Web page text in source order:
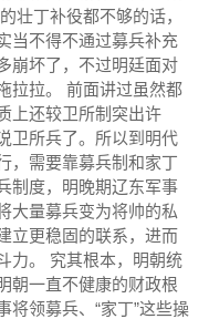
壮丁补役都不够的话，
当不得不通过募兵补充
崩坏了，不过明廷面对
拉拉。 前面讲过虽然都
上还较卫所制突出许
卫所兵了。所以到明代
，需要靠募兵制和家丁
制度，明晚期辽东军事
大量募兵变为将帅的私
立更稳固的联系，进而
力。 究其根本，明朝统
朝一直不健康的财政根
将领募兵、“家丁”这些操